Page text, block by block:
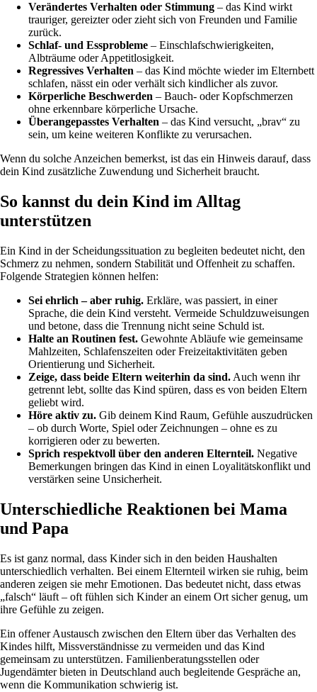
Verändertes Verhalten oder Stimmung – das Kind wirkt
trauriger, gereizter oder zieht sich von Freunden und Familie
zurück.
Schlaf- und Essprobleme – Einschlafschwierigkeiten,
Albträume oder Appetitlosigkeit.
Regressives Verhalten – das Kind möchte wieder im Elternbett
schlafen, nässt ein oder verhält sich kindlicher als zuvor.
Körperliche Beschwerden – Bauch- oder Kopfschmerzen
ohne erkennbare körperliche Ursache.
Überangepasstes Verhalten – das Kind versucht, „brav“ zu
sein, um keine weiteren Konflikte zu verursachen.
Wenn du solche Anzeichen bemerkst, ist das ein Hinweis darauf, dass
dein Kind zusätzliche Zuwendung und Sicherheit braucht.
So kannst du dein Kind im Alltag
unterstützen
Ein Kind in der Scheidungssituation zu begleiten bedeutet nicht, den
Schmerz zu nehmen, sondern Stabilität und Offenheit zu schaffen.
Folgende Strategien können helfen:
Sei ehrlich – aber ruhig. Erkläre, was passiert, in einer
Sprache, die dein Kind versteht. Vermeide Schuldzuweisungen
und betone, dass die Trennung nicht seine Schuld ist.
Halte an Routinen fest. Gewohnte Abläufe wie gemeinsame
Mahlzeiten, Schlafenszeiten oder Freizeitaktivitäten geben
Orientierung und Sicherheit.
Zeige, dass beide Eltern weiterhin da sind. Auch wenn ihr
getrennt lebt, sollte das Kind spüren, dass es von beiden Eltern
geliebt wird.
Höre aktiv zu. Gib deinem Kind Raum, Gefühle auszudrücken
– ob durch Worte, Spiel oder Zeichnungen – ohne es zu
korrigieren oder zu bewerten.
Sprich respektvoll über den anderen Elternteil. Negative
Bemerkungen bringen das Kind in einen Loyalitätskonflikt und
verstärken seine Unsicherheit.
Unterschiedliche Reaktionen bei Mama
und Papa
Es ist ganz normal, dass Kinder sich in den beiden Haushalten
unterschiedlich verhalten. Bei einem Elternteil wirken sie ruhig, beim
anderen zeigen sie mehr Emotionen. Das bedeutet nicht, dass etwas
„falsch“ läuft – oft fühlen sich Kinder an einem Ort sicher genug, um
ihre Gefühle zu zeigen.
Ein offener Austausch zwischen den Eltern über das Verhalten des
Kindes hilft, Missverständnisse zu vermeiden und das Kind
gemeinsam zu unterstützen. Familienberatungsstellen oder
Jugendämter bieten in Deutschland auch begleitende Gespräche an,
wenn die Kommunikation schwierig ist.